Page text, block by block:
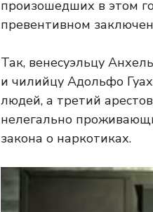
произошедших в этом
превентивном
Так, венесуэльцу
и чилийцу Адольфо
людей, а третий
нелегально
закона о наркотиках.